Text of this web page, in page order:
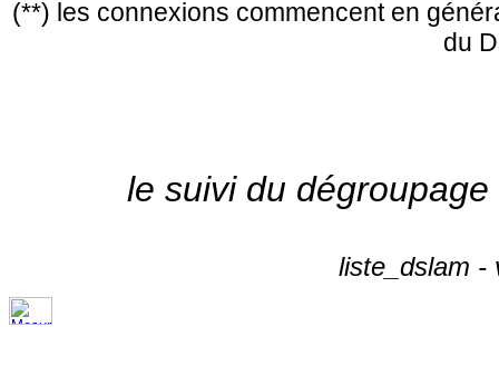
(**) les connexions commencent en
du
le suivi du
liste_dslam -